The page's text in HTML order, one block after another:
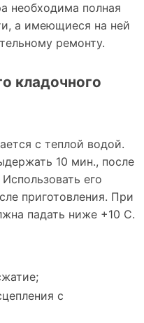
необходима полная
а имеющиеся на ней
ремонту.
кладочного
с теплой водой.
10 мин., после
его
приготовления. При
падать ниже +10 C.
с